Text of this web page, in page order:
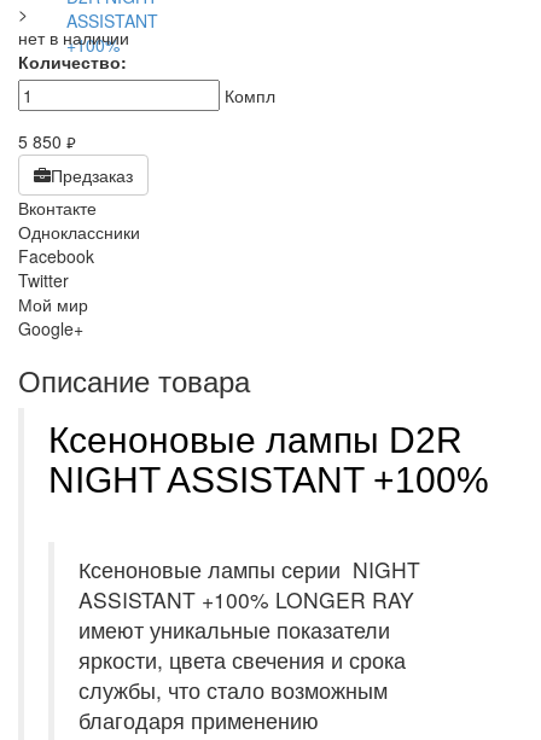
>
нет в наличии
Количество:
Компл
5 850 руб.
Предзаказ
Вконтакте
Одноклассники
Facebook
Twitter
Мой мир
Google+
Описание товара
Ксеноновые лампы D2R
NIGHT ASSISTANT +100%
Ксеноновые лампы серии NIGHT
ASSISTANT +100% LONGER RAY
имеют уникальные показатели
яркости, цвета свечения и срока
службы, что стало возможным
благодаря применению